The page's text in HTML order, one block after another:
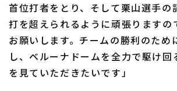
運営会社（別ウィンドウで開く） よくある質
特定商取引法の表示 アルバイト
首位打者をとり、そして栗山選手の
打を超えられるように頑張りますの
お願いします。チームの勝利のため
し、ベルーナドームを全力で駆け回
を見ていただきたいです」